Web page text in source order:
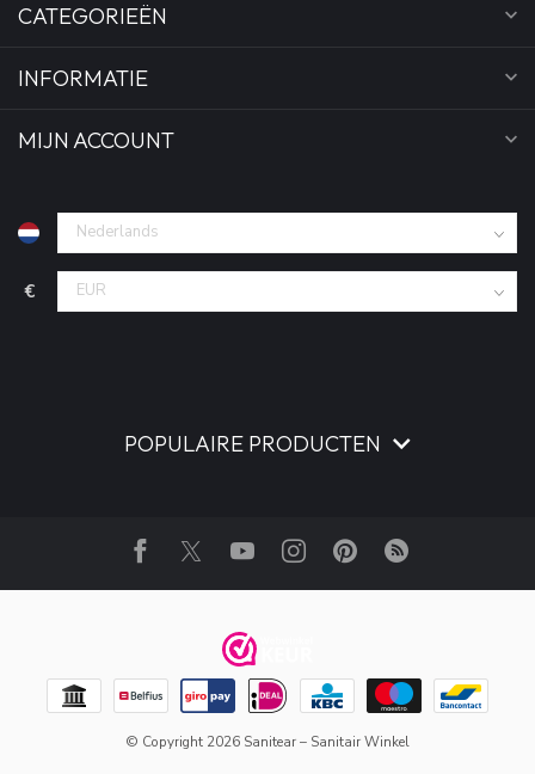
CATEGORIEËN
INFORMATIE
MIJN ACCOUNT
€
POPULAIRE PRODUCTEN
© Copyright 2026 Sanitear – Sanitair Winkel